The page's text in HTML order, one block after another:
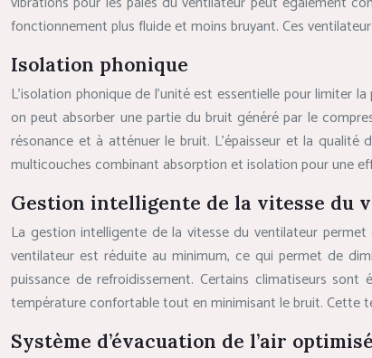
fonctionnement plus fluide et moins bruyant. Ces
Isolation phonique
L’isolation phonique de l’unité est essentielle pour limiter
on peut absorber une partie du bruit généré par le
résonance et à atténuer le bruit. L’épaisseur et la
multicouches combinant absorption et isolation pour une
Gestion intelligente de la vitesse du
La gestion intelligente de la vitesse du ventilateur
ventilateur est réduite au minimum, ce qui permet de
puissance de refroidissement. Certains climatiseurs
température confortable tout en minimisant le bruit. Cette
Système d’évacuation de l’air optimisé